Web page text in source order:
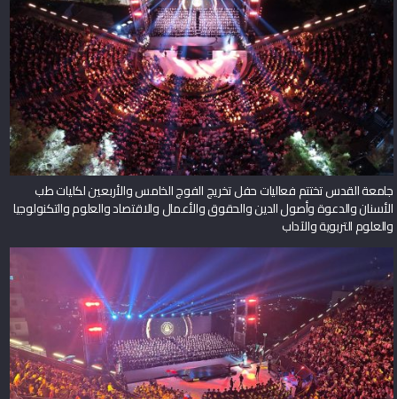
جامعة القدس تختتم فعاليات حفل تخريج الفوج الخامس والأربعين لكليات طب
الأسنان والدعوة وأصول الدين والحقوق والأعمال والاقتصاد والعلوم والتكنولوجيا
والعلوم التربوية والآداب